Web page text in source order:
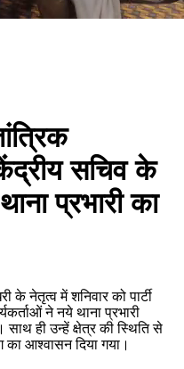
केंद्रीय सचिव के
प्रभारी का
नेतृत्व में शनिवार को पार्टी
ने नये थाना प्रभारी
ही उन्हें क्षेत्र की स्थिति से
आश्वासन दिया गया।